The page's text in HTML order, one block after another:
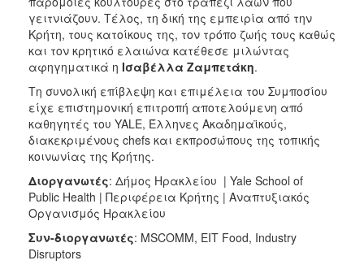
γειτνιάζουν. Τέλος, τη δική της εμπειρία από την
Κρήτη, τους κατοίκους της, τον τρόπο ζωής τους καθώς
και τον κρητικό ελαιώνα κατέθεσε μιλώντας
αφηγηματικά η Ισαβέλλα Ζαμπετάκη.
Τη συνολική επίβλεψη και επιμέλεια του Συμποσίου
είχε επιστημονική επιτροπή αποτελούμενη από
καθηγητές του YALE, Έλληνες Ακαδημαϊκούς,
διακεκριμένους chefs και εκπροσώπους της τοπικής
κοινωνίας της Κρήτης.
Διοργανωτές: Δήμος Ηρακλείου | Yale School of
Public Health | Περιφέρεια Κρήτης | Αναπτυξιακός
Οργανισμός Ηρακλείου
Συν-διοργανωτές: MSCOMM, EIT Food, Industry
Disruptors